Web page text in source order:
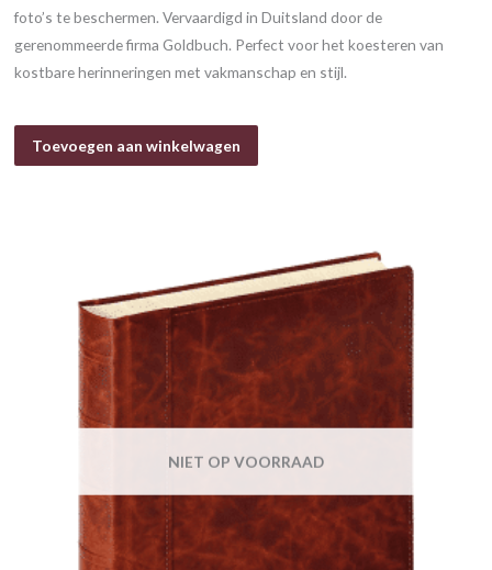
foto’s te beschermen. Vervaardigd in Duitsland door de
gerenommeerde firma Goldbuch. Perfect voor het koesteren van
kostbare herinneringen met vakmanschap en stijl.
Toevoegen aan winkelwagen
NIET OP VOORRAAD